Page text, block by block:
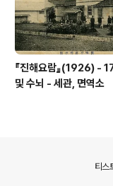
『진해요람』(1926) -
및 수뇌 - 세관, 면역소
티스